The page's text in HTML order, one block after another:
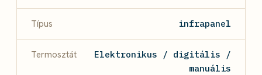
Típus infrapanel
Termosztát
Elektronikus / digitális /
manuális